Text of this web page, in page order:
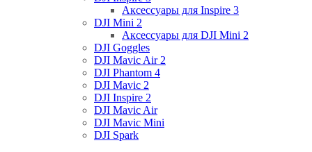
Аксессуары для Inspire 3
DJI Mini 2
Аксессуары для DJI Mini 2
DJI Goggles
DJI Mavic Air 2
DJI Phantom 4
DJI Mavic 2
DJI Inspire 2
DJI Mavic Air
DJI Mavic Mini
DJI Spark